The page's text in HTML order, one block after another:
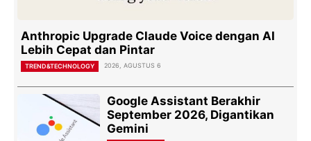
Anthropic Upgrade Claude Voice dengan AI
Lebih Cepat dan Pintar
TREND&TECHNOLOGY 2026, AGUSTUS 6
Google Assistant Berakhir
September 2026, Digantikan
Gemini